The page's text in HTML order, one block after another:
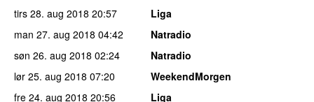
tirs 28. aug 2018 20:57
Liga
man 27. aug 2018 04:42
Natradio
søn 26. aug 2018 02:24
Natradio
lør 25. aug 2018 07:20
WeekendMorgen
fre 24. aug 2018 20:56
Liga